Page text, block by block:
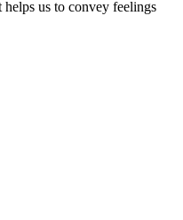
us to convey feelings